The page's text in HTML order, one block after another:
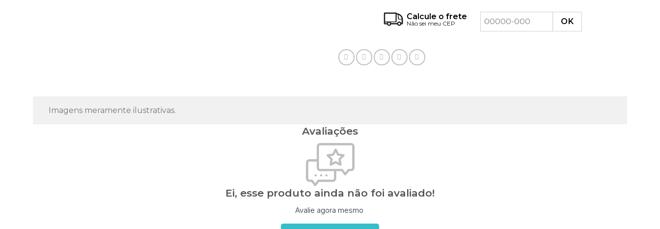
Calcule o frete
Não sei meu CEP
Imagens meramente ilustrativas.
Avaliações
Ei, esse produto ainda não foi avaliado!
Avalie agora mesmo